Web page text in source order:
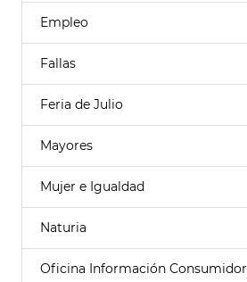
Empleo
Fallas
Feria de Julio
Mayores
Mujer e Igualdad
Naturia
Oficina Información Consumidor